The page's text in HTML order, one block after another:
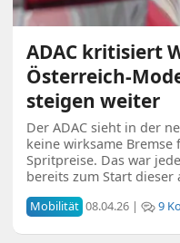
ADAC kritisiert
Österreich-
steigen weiter
Der ADAC sieht in der
keine wirksame
Spritpreise. Das war
bereits zum Start
Mobilität 08.04.26 | 9